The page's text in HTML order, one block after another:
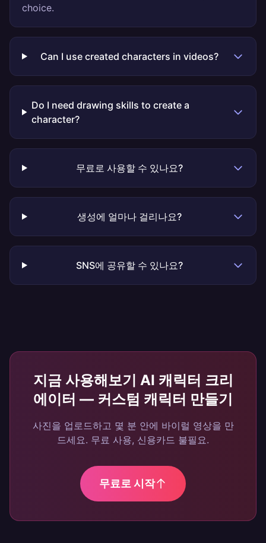
choice.
Can I use created characters in videos?
Do I need drawing skills to create a
character?
무료로 사용할 수 있나요?
생성에 얼마나 걸리나요?
SNS에 공유할 수 있나요?
지금 사용해보기 AI 캐릭터 크리
에이터 — 커스텀 캐릭터 만들기
사진을 업로드하고 몇 분 안에 바이럴 영상을 만
드세요. 무료 사용, 신용카드 불필요.
무료로 시작